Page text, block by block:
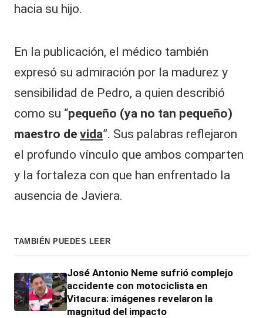
hacia su hijo.
En la publicación, el médico también
expresó su admiración por la madurez y
sensibilidad de Pedro, a quien describió
como su “pequeño (ya no tan pequeño)
maestro de vida”. Sus palabras reflejaron
el profundo vínculo que ambos comparten
y la fortaleza con que han enfrentado la
ausencia de Javiera.
TAMBIÉN PUEDES LEER
José Antonio Neme sufrió complejo
accidente con motociclista en
Vitacura: imágenes revelaron la
magnitud del impacto